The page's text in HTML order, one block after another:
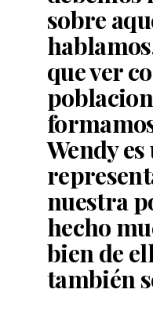
sobre
que ver
Wendy
nuestra
hecho
bien de
también